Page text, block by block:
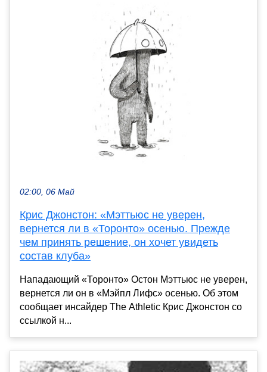
02:00, 06 Май
Крис Джонстон: «Мэттьюс не уверен,
вернется ли в «Торонто» осенью. Прежде
чем принять решение, он хочет увидеть
состав клуба»
Нападающий «Торонто» Остон Мэттьюс не уверен,
вернется ли он в «Мэйпл Лифс» осенью. Об этом
сообщает инсайдер The Athletic Крис Джонстон со
ссылкой н...